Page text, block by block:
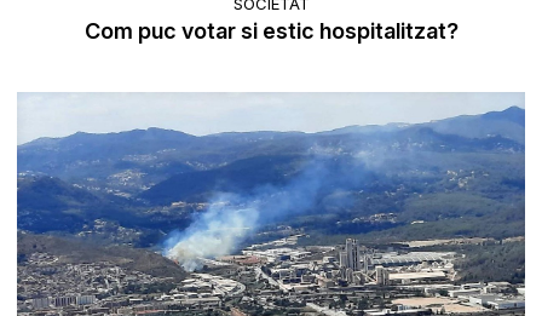
SOCIETAT
Com puc votar si estic hospitalitzat?